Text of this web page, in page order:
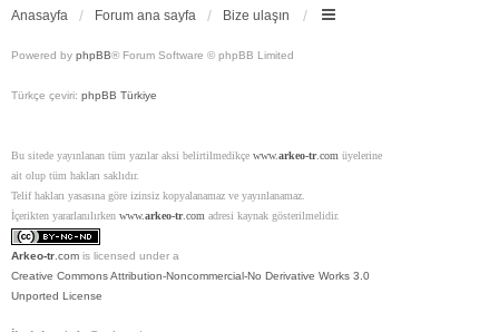
Anasayfa Forum ana sayfa Bize ulaşın
Powered by phpBB® Forum Software © phpBB Limited
Türkçe çeviri: phpBB Türkiye
Bu sitede yayınlanan tüm yazılar aksi belirtilmedikçe www.arkeo-tr.com üyelerine
ait olup tüm hakları saklıdır.
Telif hakları yasasına göre izinsiz kopyalanamaz ve yayınlanamaz.
İçerikten yararlanılırken www.arkeo-tr.com adresi kaynak gösterilmelidir.
Arkeo-tr .com is licensed under a
Creative Commons Attribution-Noncommercial-No Derivative Works 3.0
Unported License